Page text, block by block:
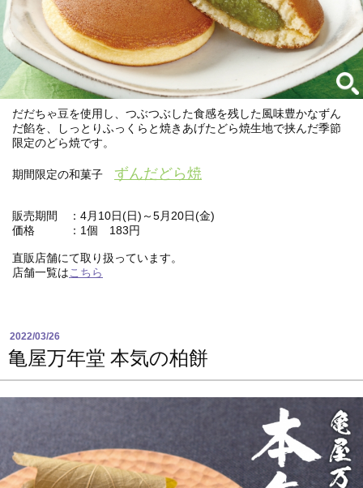
だだちゃ豆を使用し、つぶつぶした食感を残した風味豊かなずん
だ餡を、しっとりふっくらと焼きあげたどら焼生地で挟んだ季節
限定のどら焼です。
期間限定の和菓子 ずんだどら焼
販売期間 ：4月10日(日)～5月20日(金)
価格 ：1個 183円
直販店舗にて取り扱っています。
店舗一覧はこちら
2022/03/26
亀屋万年堂 本気の柏餅